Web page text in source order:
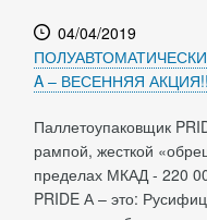
04/04/2019
A – ВЕСЕННЯЯ
Паллетоупаковщик
рампой, жесткой
пределах МКАД - 220
PRIDE А – это: